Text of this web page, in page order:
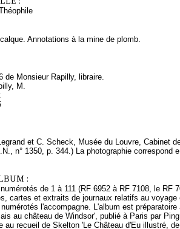
Annotations à la mine de plomb.
de Monsieur Rapilly, libraire.
M.
et C. Scheck, Musée du Louvre, Cabinet
n° 1350, p. 344.) La photographie correspond
:
de 1 à 111 (RF 6952 à RF 7108, le RF
cartes et extraits de journaux relatifs au
l'accompagne. L'album est
au château de Windsor', publié à Paris par
au recueil de Skelton 'Le Château d'Eu illustré,